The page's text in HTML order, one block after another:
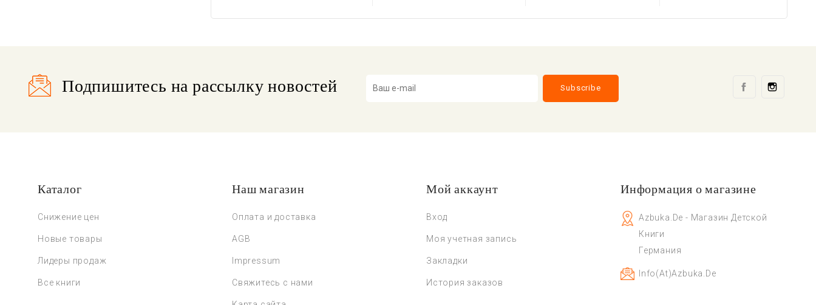
Подпишитесь на рассылку новостей Facebook
Каталог
Снижение цен
Новые товары
Лидеры продаж
Все книги
Наш магазин
Оплата и доставка
AGB
Impressum
Свяжитесь с нами
Мой аккаунт
Вход
Моя учетная запись
Закладки
История заказов
Информация о магазине
Azbuka.de - Магазин Детской
Книги
Германия
Info(at)azbuka.de